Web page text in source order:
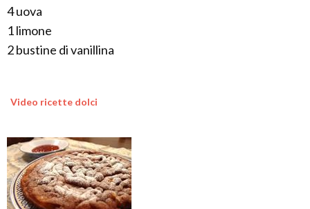
4 uova
1 limone
2 bustine di vanillina
Video ricette dolci